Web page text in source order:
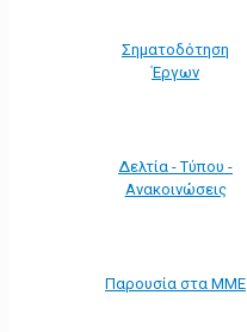
Σηματοδότηση
Έργων
Δελτία - Τύπου -
Ανακοινώσεις
Παρουσία στα ΜΜΕ